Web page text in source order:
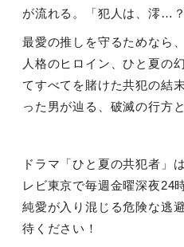
が流れる。「犯人は、澪…？
最愛の推しを守るためなら
人格のヒロイン、ひと夏の
てすべてを賭けた共犯の結
った男が辿る、破滅の行方
ドラマ「ひと夏の共犯者」は
レビ東京で毎週金曜深夜24
純愛が入り混じる危険な逃
待ください！